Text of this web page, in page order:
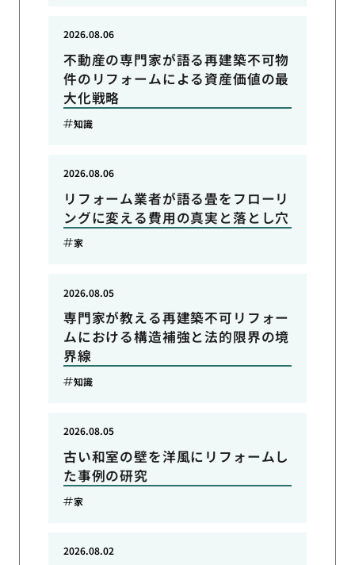
不動産の専門家が語る再建築不可物
件のリフォームによる資産価値の最
大化戦略
2026.08.06
知識
リフォーム業者が語る畳をフローリ
ングに変える費用の真実と落とし穴
2026.08.06
家
専門家が教える再建築不可リフォー
ムにおける構造補強と法的限界の境
界線
2026.08.05
知識
古い和室の壁を洋風にリフォームし
た事例の研究
2026.08.05
家
2026.08.02